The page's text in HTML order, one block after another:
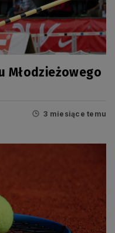
Młodzieżowego
3 miesiące temu